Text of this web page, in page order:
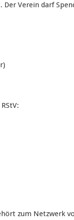
Verein darf
zum Netzwerk